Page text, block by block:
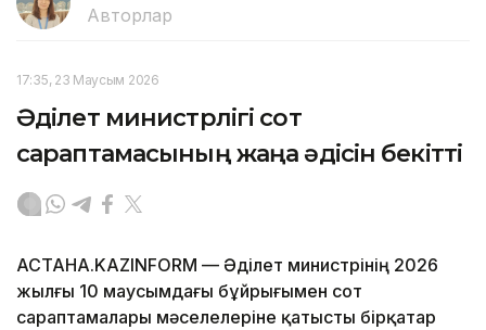
Авторлар
17:35, 23 Маусым 2026
Әділет министрлігі сот
сараптамасының жаңа әдісін бекітті
АСТАНА.KAZINFORM — Әділет министрінің 2026
жылғы 10 маусымдағы бұйрығымен сот
сараптамалары мәселелеріне қатысты бірқатар